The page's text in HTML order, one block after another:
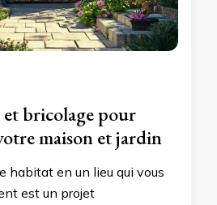
et bricolage pour
maison et jardin
habitat en un lieu qui vous
est un projet